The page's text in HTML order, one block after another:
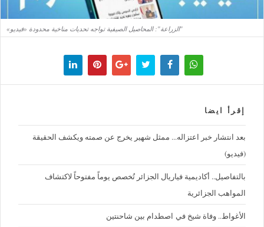
"الزراعة": المحاصيل الصيفية تواجه تحديات مناخية محدودة «فيديو»
إقرأ ايضا
بعد انتشار خبر اعتزاله... ممثل شهير يخرج عن صمته ويكشف الحقيقة
(فيديو)
بالتفاصيل.. أكاديمية فياريال الجزائر تُخصص يوماً مفتوحاً لاكتشاف
المواهب الجزائرية
الأغواط.. وفاة شيخ في اصطدام بين شاحنتين